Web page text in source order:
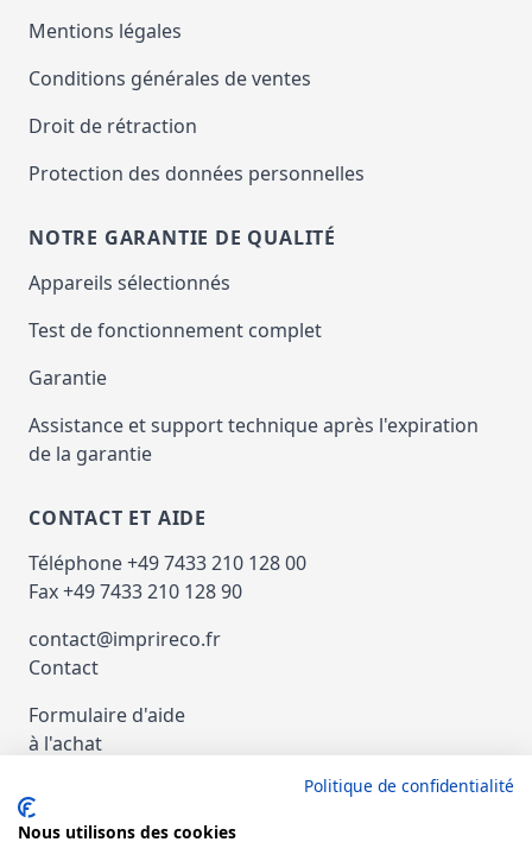
Mentions légales
Conditions générales de ventes
Droit de rétraction
Protection des données personnelles
NOTRE GARANTIE DE QUALITÉ
Appareils sélectionnés
Test de fonctionnement complet
Garantie
Assistance et support technique après l'expiration
de la garantie
CONTACT ET AIDE
Téléphone +49 7433 210 128 00
Fax +49 7433 210 128 90
contact@imprireco.fr
Contact
Formulaire d'aide
à l'achat
Paiement et Expédition
Politique de confidentialité
Nous utilisons des cookies